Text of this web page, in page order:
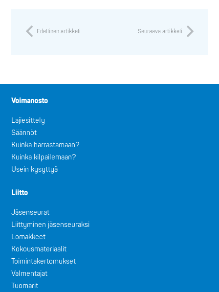
Edellinen artikkeli Seuraava artikkeli
Voimanosto
Lajiesittely
Säännöt
Kuinka harrastamaan?
Kuinka kilpailemaan?
Usein kysyttyä
Liitto
Jäsenseurat
Liittyminen jäsenseuraksi
Lomakkeet
Kokousmateriaalit
Toimintakertomukset
Valmentajat
Tuomarit